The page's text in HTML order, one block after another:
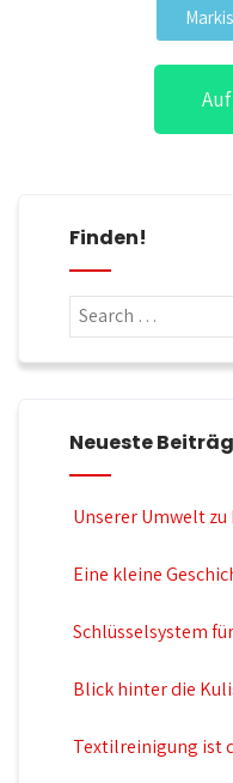
Finden!
Neueste
Unserer Umwelt zu
Eine kleine
Schlüsselsystem
Blick hinter die
Textilreinigung ist